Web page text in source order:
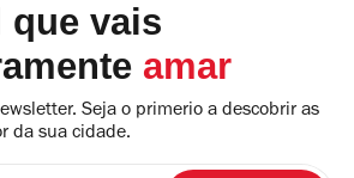
que vais
amar
Seja o primerio a descobrir as
da sua cidade.